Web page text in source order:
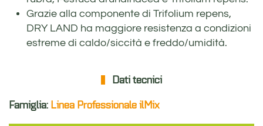
Grazie alla componente di Trifolium repens,
DRY LAND ha maggiore resistenza a condizioni
estreme di caldo/siccità e freddo/umidità.
Dati tecnici
Famiglia: Linea Professionale ilMix